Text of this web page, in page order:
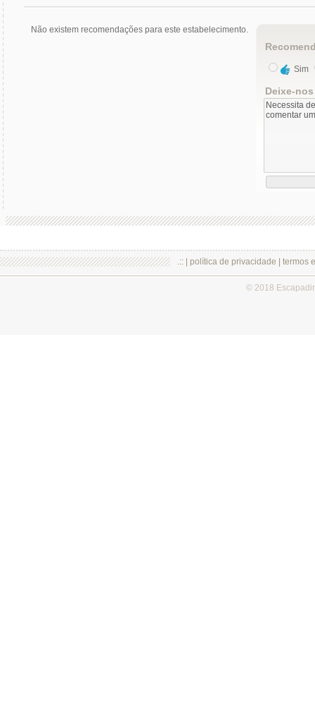
Não existem recomendações para este estabelecimento.
Sim
Deixe-
.:: | política de privacidade termos
© 2018